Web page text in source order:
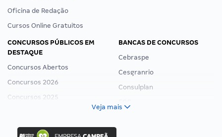
Oficina de Redação
Cursos Online Gratuitos
CONCURSOS PÚBLICOS EM
DESTAQUE
Concursos Abertos
Concursos 2026
Concursos 2025
Concurso Ibama
BANCAS DE CONCURSOS
Cebraspe
Cesgranrio
Consulplan
Veja mais